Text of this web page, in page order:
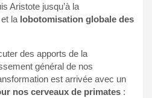
Aristote jusqu’à la
et la lobotomisation globale des
des apports de la
général de nos
est arrivée avec un
nos cerveaux de primates :